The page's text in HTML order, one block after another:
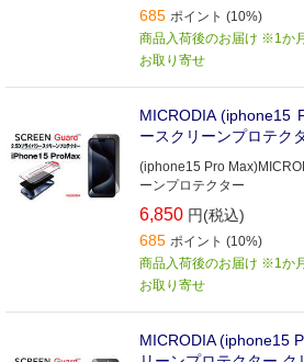
685 ポイント (10%)
商品入荷後のお届け ※1か
お取り寄せ
MICRODIA (iphone15
ースクリーンプロテク
(iphone15 Pro
ーンプロテクター
6,850 円(税込)
685 ポイント (10%)
商品入荷後のお届け ※1か
お取り寄せ
MICRODIA (iphone15